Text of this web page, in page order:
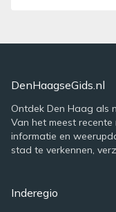
DenHaagseGids.nl
Ontdek Den Haag als
Van het meest
informatie en
stad te verkennen,
Inderegio